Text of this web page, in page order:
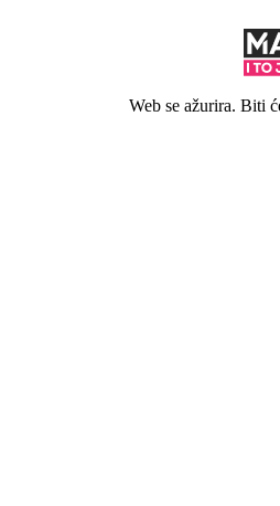
Web se ažurira. Biti